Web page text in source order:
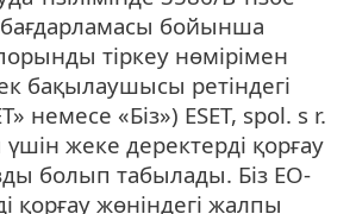
бойынша
тіркеу нөмірімен
бақылаушысы ретіндегі
немесе «Біз») ESET, spol. s r.
жеке деректерді қорғау
болып табылады. Біз ЕО-
қорғау жөніндегі жалпы